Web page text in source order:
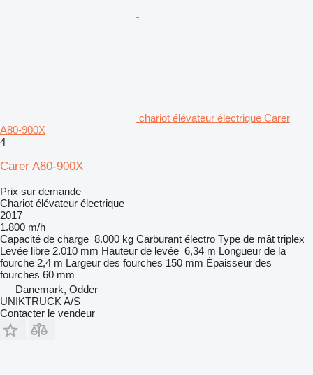
chariot élévateur électrique Carer
A80-900X
4
Carer A80-900X
Prix sur demande
Chariot élévateur électrique
2017
1.800 m/h
Capacité de charge 8.000 kg Carburant électro Type de mât triplex
Levée libre 2.010 mm Hauteur de levée 6,34 m Longueur de la
fourche 2,4 m Largeur des fourches 150 mm Épaisseur des
fourches 60 mm
Danemark, Odder
UNIKTRUCK A/S
Contacter le vendeur